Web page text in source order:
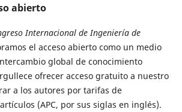
abierto
Internacional de Ingeniería de
el acceso abierto como un medio
global de conocimiento
ofrecer acceso gratuito a nuestro
a los autores por tarifas de
(APC, por sus siglas en inglés).